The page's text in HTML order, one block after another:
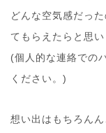
どんな空気感だっ
てもらえたらと思い
(個人的な連絡での
ください。)
想い出はもちろん